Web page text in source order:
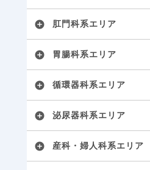
add_circle 肛門科系エリア
add_circle 胃腸科系エリア
add_circle 循環器科系エリア
add_circle 泌尿器科系エリア
add_circle 産科・婦人科系エリア